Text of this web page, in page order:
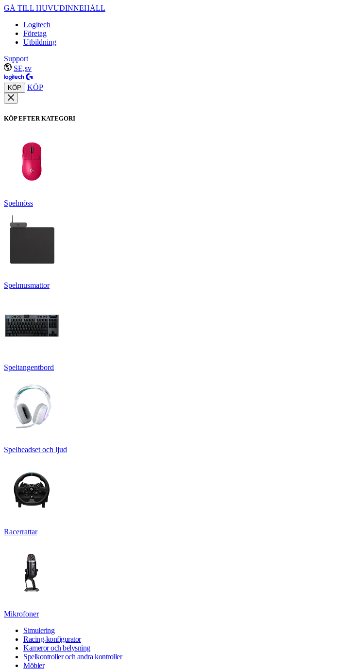
GÅ TILL HUVUDINNEHÅLL
Logitech
Företag
Utbildning
Support
SE,sv
KÖP KÖP
KÖP EFTER KATEGORI
Spelmöss
Spelmusmattor
Speltangentbord
Spelheadset och ljud
Racerrattar
Mikrofoner
Simulering
Racing-konfigurator
Kameror och belysning
Spelkontroller och andra kontroller
Möbler